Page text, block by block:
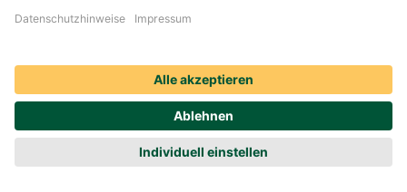
Streitbeilegung
Compliance
Social Media Icons sowie Verlinkungen, die mit
sind, führen auf externe Seiten. Die DEVK ist für die dortigen
Nutzungsbedingungen und Datenschutzbestimmungen nicht
verantwortlich. Mehr dazu erfahren Sie unterDatenschutz.